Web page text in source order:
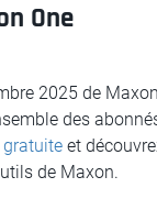
One
2025 de
des
gratuite et
de Maxon.